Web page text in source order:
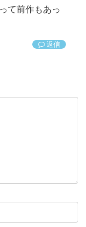
て前作もあっ
返信